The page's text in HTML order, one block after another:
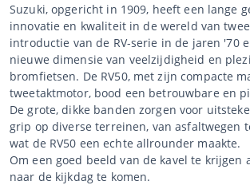
Suzuki, opgericht in 1909, heeft een lange
innovatie en kwaliteit in de wereld van
introductie van de RV-serie in de jaren '70
nieuwe dimensie van veelzijdigheid en
bromfietsen. De RV50, met zijn compacte
tweetaktmotor, bood een betrouwbare en
De grote, dikke banden zorgen voor
grip op diverse terreinen, van asfaltwegen
wat de RV50 een echte allrounder maakte.
Om een goed beeld van de kavel te krijgen
naar de kijkdag te komen.